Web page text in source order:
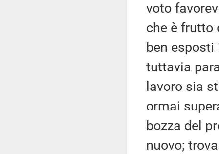
voto
che è frutto
ben
tuttavia
lavoro sia
ormai
bozza del
nuovo;